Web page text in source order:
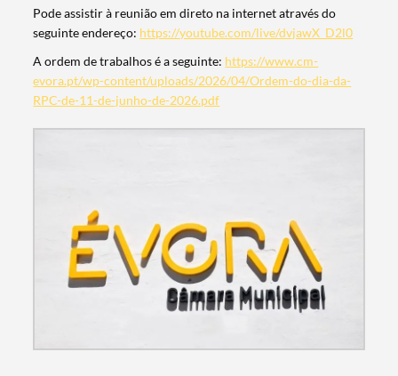
Pode assistir à reunião em direto na internet através do
seguinte endereço: https://youtube.com/live/dvjawX_D2l0
A ordem de trabalhos é a seguinte: https://www.cm-
evora.pt/wp-content/uploads/2026/04/Ordem-do-dia-da-
RPC-de-11-de-junho-de-2026.pdf